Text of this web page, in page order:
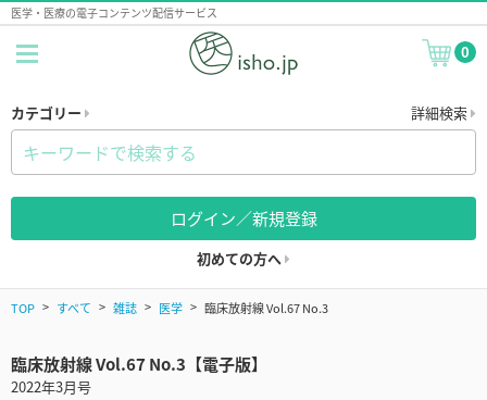
医学・医療の電子コンテンツ配信サービス
0
カテゴリー 詳細検索
ログイン／新規登録
初めての方へ
TOP すべて 雑誌 医学 臨床放射線 Vol.67 No.3
臨床放射線 Vol.67 No.3【電子版】
2022年3月号